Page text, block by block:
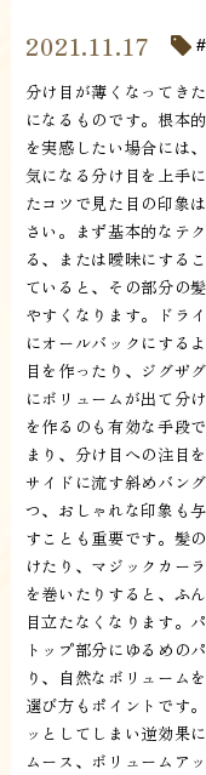
2021.11.17
分け目が薄くなってき
になるものです。根本
を実感したい場合には
気になる分け目を上手
たコツで見た目の印象
さい。まず基本的なテ
る、または曖昧にする
ていると、その部分の
やすくなります。ドラ
にオールバックにする
目を作ったり、ジグザ
にボリュームが出て分
を作るのも有効な手段
まり、分け目への注目
サイドに流す斜めバン
つ、おしゃれな印象も
すことも重要です。髪
けたり、マジックカー
を巻いたりすると、ふ
目立たなくなります。
トップ部分にゆるめの
り、自然なボリューム
選び方もポイントです
ッとしてしまい逆効果
ムース、ボリュームア